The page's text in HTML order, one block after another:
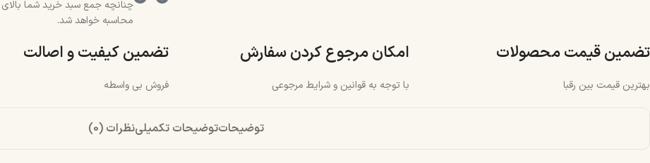
محاسبه خواهد شد.
تضمین قیمت محصولات
بهترین قیمت بین رقبا
امکان مرجوع کردن سفارش
با توجه به قوانین و شرایط مرجوعی
تضمین کیفیت و اصالت
فروش بی واسطه
توضیحاتتوضیحات تکمیلینظرات (0)